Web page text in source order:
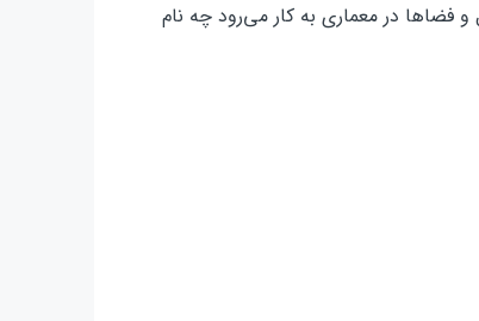
و فضاها در معماری به کار می‌رود چه نام